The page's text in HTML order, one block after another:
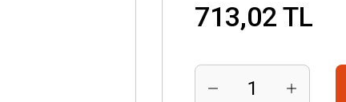
713,02 TL